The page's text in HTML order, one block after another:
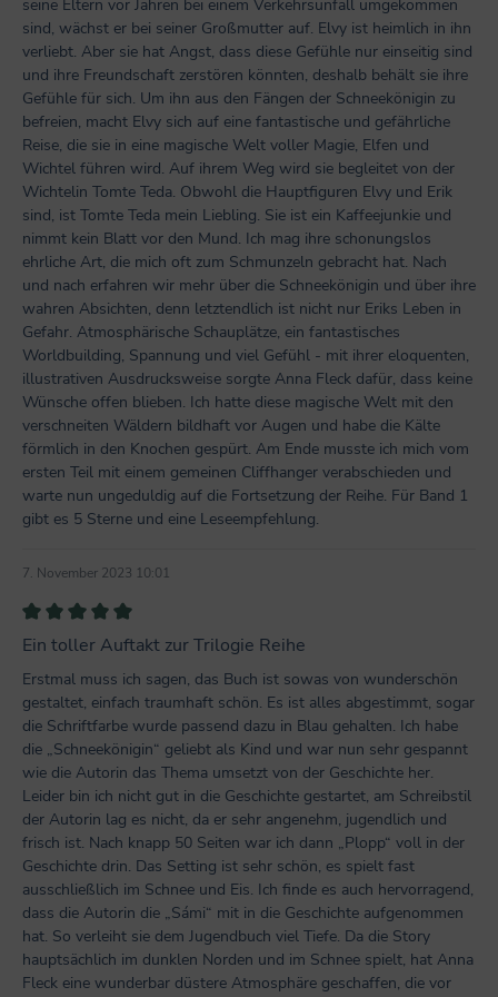
seine Eltern vor Jahren bei einem Verkehrsunfall umgekommen
sind, wächst er bei seiner Großmutter auf. Elvy ist heimlich in ihn
verliebt. Aber sie hat Angst, dass diese Gefühle nur einseitig sind
und ihre Freundschaft zerstören könnten, deshalb behält sie ihre
Gefühle für sich. Um ihn aus den Fängen der Schneekönigin zu
befreien, macht Elvy sich auf eine fantastische und gefährliche
Reise, die sie in eine magische Welt voller Magie, Elfen und
Wichtel führen wird. Auf ihrem Weg wird sie begleitet von der
Wichtelin Tomte Teda. Obwohl die Hauptfiguren Elvy und Erik
sind, ist Tomte Teda mein Liebling. Sie ist ein Kaffeejunkie und
nimmt kein Blatt vor den Mund. Ich mag ihre schonungslos
ehrliche Art, die mich oft zum Schmunzeln gebracht hat. Nach
und nach erfahren wir mehr über die Schneekönigin und über ihre
wahren Absichten, denn letztendlich ist nicht nur Eriks Leben in
Gefahr. Atmosphärische Schauplätze, ein fantastisches
Worldbuilding, Spannung und viel Gefühl - mit ihrer eloquenten,
illustrativen Ausdrucksweise sorgte Anna Fleck dafür, dass keine
Wünsche offen blieben. Ich hatte diese magische Welt mit den
verschneiten Wäldern bildhaft vor Augen und habe die Kälte
förmlich in den Knochen gespürt. Am Ende musste ich mich vom
ersten Teil mit einem gemeinen Cliffhanger verabschieden und
warte nun ungeduldig auf die Fortsetzung der Reihe. Für Band 1
gibt es 5 Sterne und eine Leseempfehlung.
7. November 2023 10:01
Bewertung mit 5 von 5 Sternen
Ein toller Auftakt zur Trilogie Reihe
Erstmal muss ich sagen, das Buch ist sowas von wunderschön
gestaltet, einfach traumhaft schön. Es ist alles abgestimmt, sogar
die Schriftfarbe wurde passend dazu in Blau gehalten. Ich habe
die „Schneekönigin“ geliebt als Kind und war nun sehr gespannt
wie die Autorin das Thema umsetzt von der Geschichte her.
Leider bin ich nicht gut in die Geschichte gestartet, am Schreibstil
der Autorin lag es nicht, da er sehr angenehm, jugendlich und
frisch ist. Nach knapp 50 Seiten war ich dann „Plopp“ voll in der
Geschichte drin. Das Setting ist sehr schön, es spielt fast
ausschließlich im Schnee und Eis. Ich finde es auch hervorragend,
dass die Autorin die „Sámi“ mit in die Geschichte aufgenommen
hat. So verleiht sie dem Jugendbuch viel Tiefe. Da die Story
hauptsächlich im dunklen Norden und im Schnee spielt, hat Anna
Fleck eine wunderbar düstere Atmosphäre geschaffen, die vor